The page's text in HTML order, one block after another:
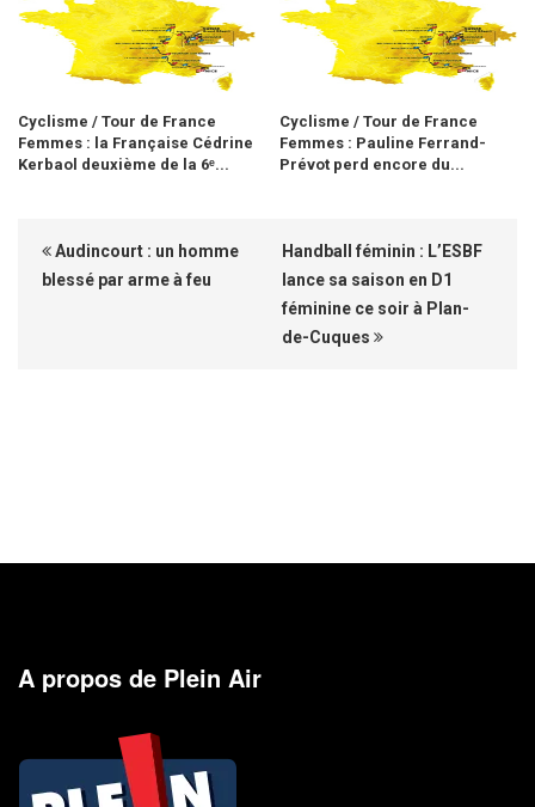
Cyclisme / Tour de France
Femmes : la Française Cédrine
Kerbaol deuxième de la 6ᵉ...
Cyclisme / Tour de France
Femmes : Pauline Ferrand-
Prévot perd encore du...
Audincourt : un homme
blessé par arme à feu
Handball féminin : L’ESBF
lance sa saison en D1
féminine ce soir à Plan-
de-Cuques
A propos de Plein Air